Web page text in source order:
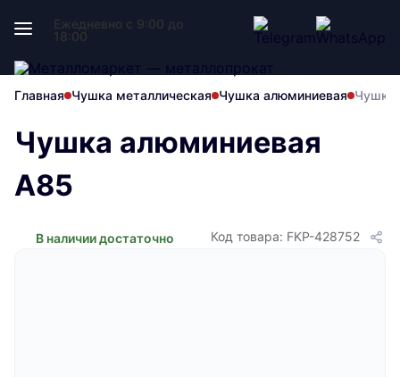
Ежедневно с 9:00 до
18:00
Главная Чушка металлическая Чушка алюминиевая Чушка
Чушка алюминиевая
A85
В наличии достаточно Код товара: FKP-428752